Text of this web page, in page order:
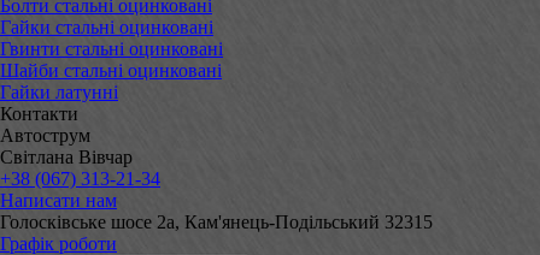
Болти стальні оцинковані
Гайки стальні оцинковані
Гвинти стальні оцинковані
Шайби стальні оцинковані
Гайки латунні
Контакти
Автострум
Світлана Вівчар
+38 (067) 313-21-34
Написати нам
Голосківське шосе 2а, Кам'янець-Подільський 32315
Графік роботи